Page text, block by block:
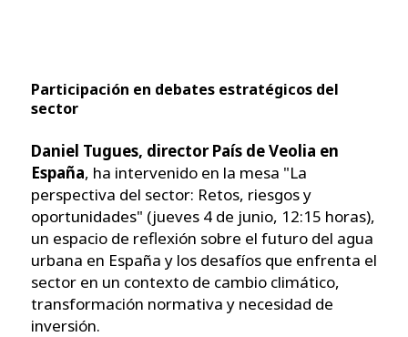
Participación en debates estratégicos del
sector
Daniel Tugues, director País de Veolia en
España, ha intervenido en la mesa "La
perspectiva del sector: Retos, riesgos y
oportunidades" (jueves 4 de junio, 12:15 horas),
un espacio de reflexión sobre el futuro del agua
urbana en España y los desafíos que enfrenta el
sector en un contexto de cambio climático,
transformación normativa y necesidad de
inversión.